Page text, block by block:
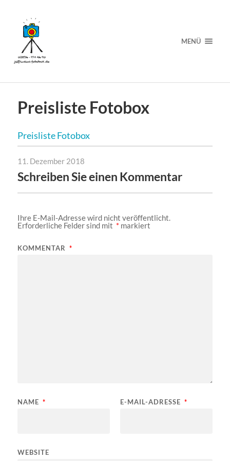
MENÜ
Preisliste Fotobox
Preisliste Fotobox
11. Dezember 2018
Schreiben Sie einen Kommentar
Ihre E-Mail-Adresse wird nicht veröffentlicht.
Erforderliche Felder sind mit * markiert
KOMMENTAR *
NAME * E-MAIL-ADRESSE *
WEBSITE